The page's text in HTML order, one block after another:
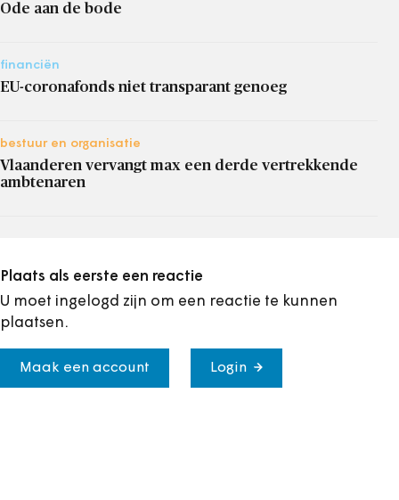
Ode aan de bode
financiën
EU-coronafonds niet transparant genoeg
bestuur en organisatie
Vlaanderen vervangt max een derde vertrekkende
ambtenaren
Plaats als eerste een reactie
U moet ingelogd zijn om een reactie te kunnen
plaatsen.
Maak een account Login